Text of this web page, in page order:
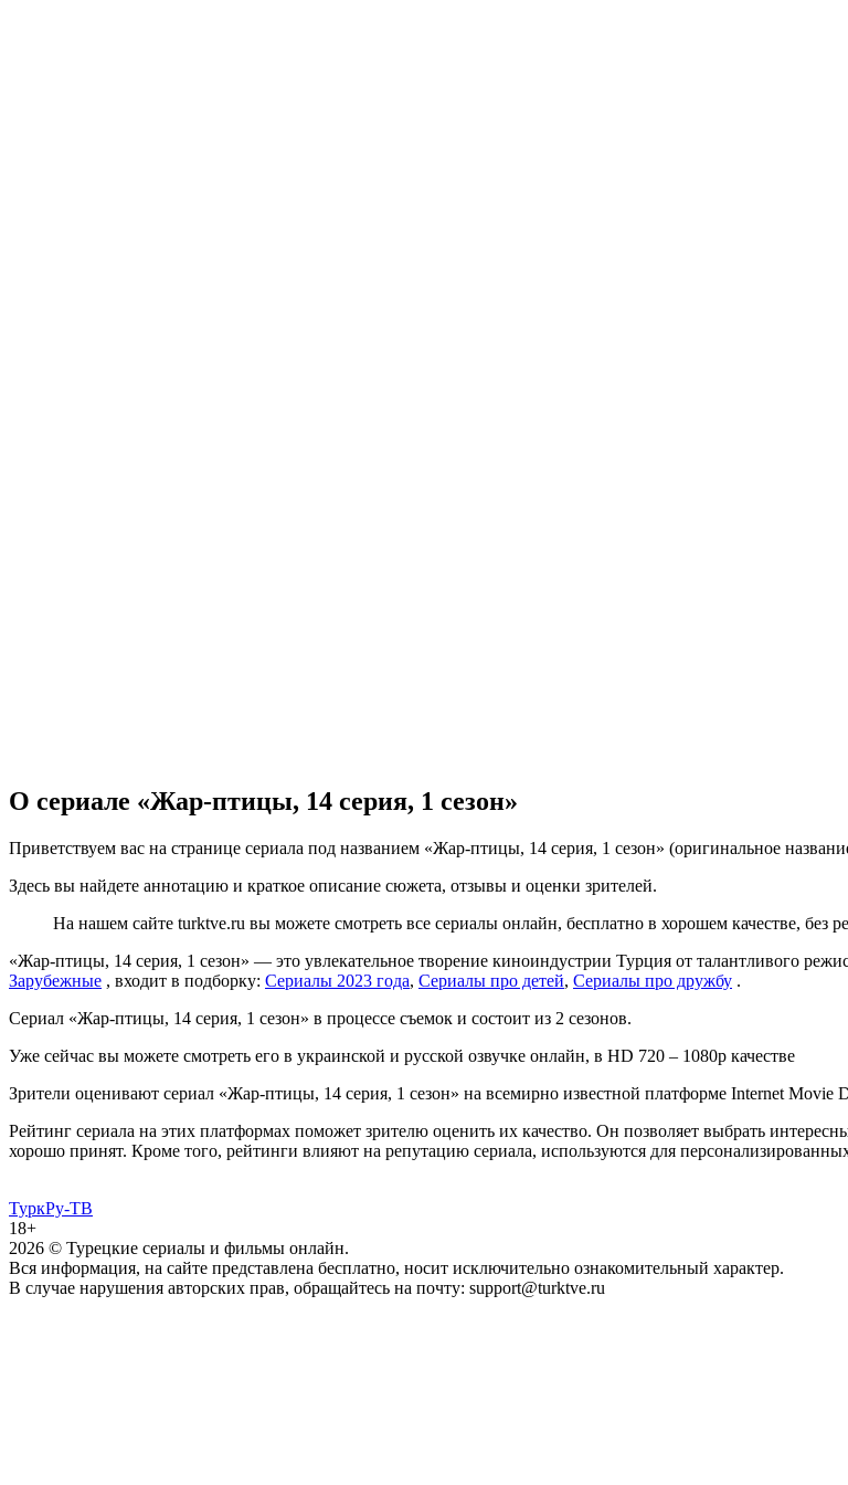
О сериале «Жар-птицы, 14 серия, 1 сезон»
Приветствуем вас на странице сериала под названием «Жар-птицы, 14 серия, 1 сезон» (оригинальное
Здесь вы найдете аннотацию и краткое описание сюжета, отзывы и оценки зрителей.
На нашем сайте turktve.ru вы можете смотреть все сериалы онлайн, бесплатно в хорошем качестве,
«Жар-птицы, 14 серия, 1 сезон» — это увлекательное творение киноиндустрии Турция от талантливого
Зарубежные , входит в подборку: Сериалы 2023 года, Сериалы про детей, Сериалы про дружбу .
Сериал «Жар-птицы, 14 серия, 1 сезон» в процессе съемок и состоит из 2 сезонов.
Уже сейчас вы можете смотреть его в украинской и русской озвучке онлайн, в HD 720 – 1080p качестве
Зрители оценивают сериал «Жар-птицы, 14 серия, 1 сезон» на всемирно известной платформе Internet Movie
Рейтинг сериала на этих платформах поможет зрителю оценить их качество. Он позволяет выбрать
хорошо принят. Кроме того, рейтинги влияют на репутацию сериала, используются для
ТуркРу-ТВ
18+
2026 © Турецкие сериалы и фильмы онлайн.
Вся информация, на сайте представлена бесплатно, носит исключительно ознакомительный характер.
В случае нарушения авторских прав, обращайтесь на почту: support@turktve.ru